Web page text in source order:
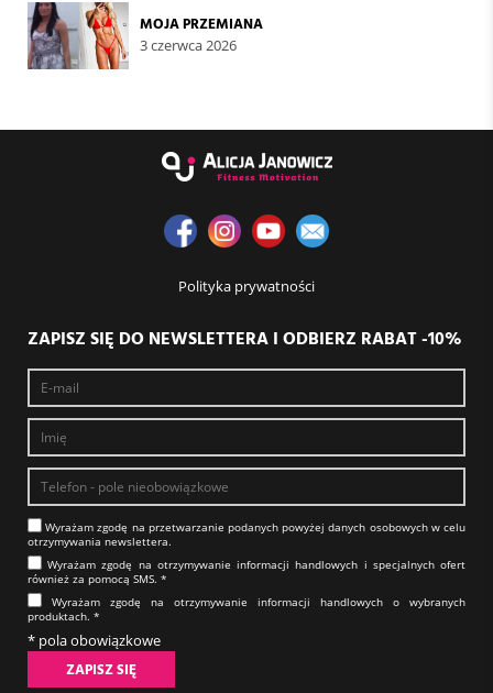
MOJA PRZEMIANA
3 czerwca 2026
Polityka prywatności
ZAPISZ SIĘ DO NEWSLETTERA I ODBIERZ RABAT -10%
Wyrażam zgodę na prze­twa­rza­nie po­da­nych powyżej danych osobowych w celu
otrzy­my­wa­nia new­slet­tera.​​​​​​​
Wyrażam zgodę na otrzy­my­wa­nie in­for­ma­cji han­dlo­wych i specjalnych ofert
również za pomocą SMS.​​​​​​​ *
Wyrażam zgodę na otrzy­my­wa­nie in­for­ma­cji han­dlo­wych o wybranych
produktach.​​​​​​​ *
* pola obowiązkowe